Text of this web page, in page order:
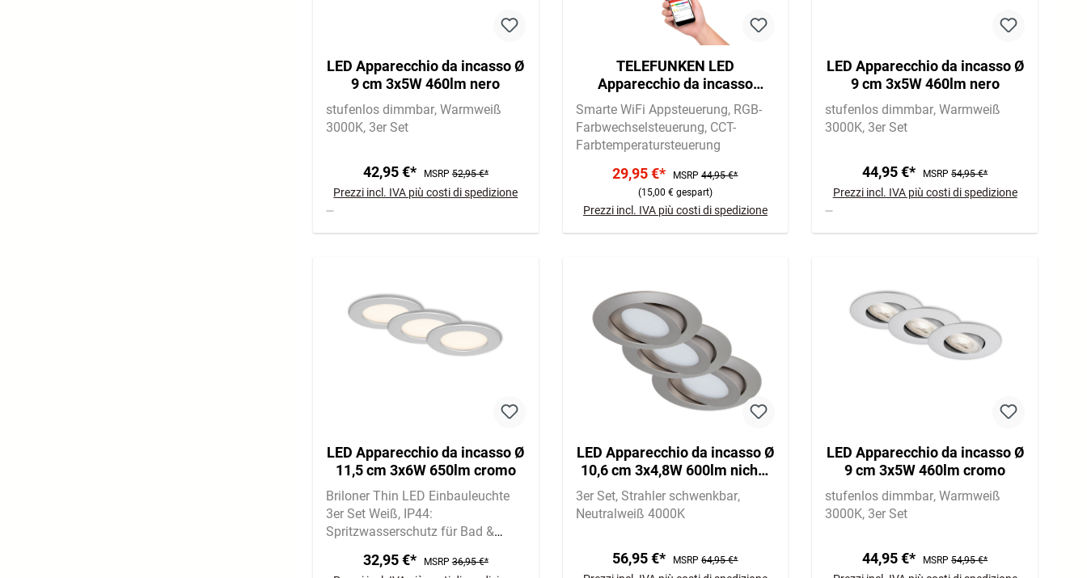
LED Apparecchio da incasso Ø
9 cm 3x5W 460lm nero
stufenlos dimmbar Warmweiß
3000K 3er Set
42,95 €* MSRP52,95 €*
Prezzi incl. IVA più costi di spedizione
TELEFUNKEN LED
Apparecchio da incasso
intelligente Ø 17 cm 1x 12W
1200lm bianco
Smarte WiFi Appsteuerung RGB-
Farbwechselsteuerung CCT-
Farbtemperatursteuerung
29,95 €* MSRP44,95 €*
(15,00 € gespart)
Prezzi incl. IVA più costi di spedizione
LED Apparecchio da incasso Ø
9 cm 3x5W 460lm nero
stufenlos dimmbar Warmweiß
3000K 3er Set
44,95 €* MSRP54,95 €*
Prezzi incl. IVA più costi di spedizione
LED Apparecchio da incasso Ø
11,5 cm 3x6W 650lm cromo
Briloner Thin LED Einbauleuchte
3er Set Weiß IP44:
Spritzwasserschutz für Bad &
lm | 3.000K warmweiß
32,95 €* MSRP36,95 €*
LED Apparecchio da incasso Ø
10,6 cm 3x4,8W 600lm nichel
opaco
3er Set Strahler schwenkbar
Neutralweiß 4000K
56,95 €* MSRP64,95 €*
LED Apparecchio da incasso Ø
9 cm 3x5W 460lm cromo
stufenlos dimmbar Warmweiß
3000K 3er Set
44,95 €* MSRP54,95 €*